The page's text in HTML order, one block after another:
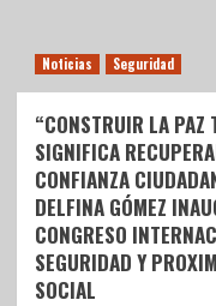
Noticias Seguridad
“CONSTRUIR LA PAZ
SIGNIFICA
CONFIANZA
DELFINA GÓMEZ
CONGRESO
SEGURIDAD Y
SOCIAL